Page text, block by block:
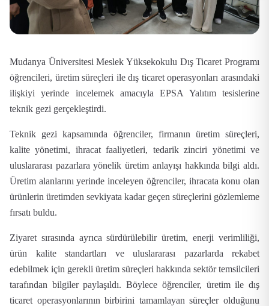
Mudanya Üniversitesi Meslek Yüksekokulu Dış Ticaret Programı
öğrencileri, üretim süreçleri ile dış ticaret operasyonları arasındaki
ilişkiyi yerinde incelemek amacıyla EPSA Yalıtım tesislerine
teknik gezi gerçekleştirdi.
Teknik gezi kapsamında öğrenciler, firmanın üretim süreçleri,
kalite yönetimi, ihracat faaliyetleri, tedarik zinciri yönetimi ve
uluslararası pazarlara yönelik üretim anlayışı hakkında bilgi aldı.
Üretim alanlarını yerinde inceleyen öğrenciler, ihracata konu olan
ürünlerin üretimden sevkiyata kadar geçen süreçlerini gözlemleme
fırsatı buldu.
Ziyaret sırasında ayrıca sürdürülebilir üretim, enerji verimliliği,
ürün kalite standartları ve uluslararası pazarlarda rekabet
edebilmek için gerekli üretim süreçleri hakkında sektör temsilcileri
tarafından bilgiler paylaşıldı. Böylece öğrenciler, üretim ile dış
ticaret operasyonlarının birbirini tamamlayan süreçler olduğunu